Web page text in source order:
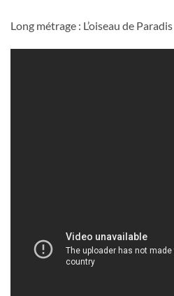
Long métrage : L’oiseau de Paradis